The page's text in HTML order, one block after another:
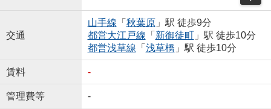
交通
山手線 「 秋葉原」駅 徒歩9分
都営大江戸線 「 新御徒町」駅 徒歩10分
都営浅草線 「 浅草橋 」駅 徒歩10分
賃料 -
管理費等 -